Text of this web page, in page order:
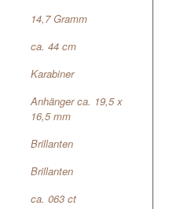
14,7 Gramm
ca. 44 cm
Karabiner
Anhänger ca. 19,5 x
16,5 mm
Brillanten
Brillanten
ca. 063 ct